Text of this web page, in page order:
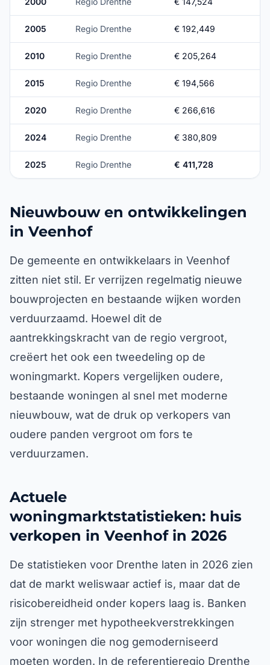
2005 Regio Drenthe € 192,449
2010 Regio Drenthe € 205,264
2015 Regio Drenthe € 194,566
2020 Regio Drenthe € 266,616
2024 Regio Drenthe € 380,809
2025 Regio Drenthe € 411,728
Nieuwbouw en ontwikkelingen
in Veenhof
De gemeente en ontwikkelaars in Veenhof
zitten niet stil. Er verrijzen regelmatig nieuwe
bouwprojecten en bestaande wijken worden
verduurzaamd. Hoewel dit de
aantrekkingskracht van de regio vergroot,
creëert het ook een tweedeling op de
woningmarkt. Kopers vergelijken oudere,
bestaande woningen al snel met moderne
nieuwbouw, wat de druk op verkopers van
oudere panden vergroot om fors te
verduurzamen.
Actuele
woningmarktstatistieken: huis
verkopen in Veenhof in 2026
De statistieken voor Drenthe laten in 2026 zien
dat de markt weliswaar actief is, maar dat de
risicobereidheid onder kopers laag is. Banken
zijn strenger met hypotheekverstrekkingen
voor woningen die nog gemoderniseerd
moeten worden. In de referentieregio Drenthe